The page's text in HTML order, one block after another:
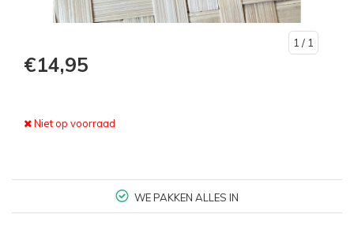
1 / 1
€14,95
Niet op voorraad
WE PAKKEN ALLES IN